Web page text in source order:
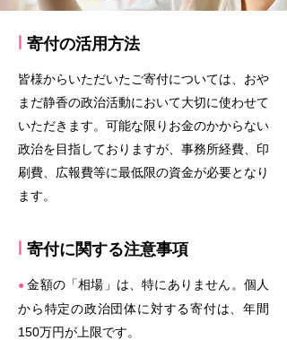
l 寄付の活用方法
皆様からいただいたご寄付については、おや
まだ静香の政治活動において大切に使わせて
いただきます。可能な限りお金のかからない
政治を目指しておりますが、事務所経費、印
刷費、広報費等に最低限の資金が必要となり
ます。
l 寄付に関する注意事項
●金額の「相場」は、特にありません。個人
から特定の政治団体に対する寄付は、年間
150万円が上限です。